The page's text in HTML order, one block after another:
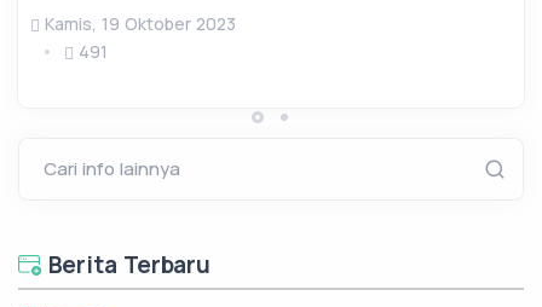
Kamis, 19 Oktober 2023
491
Cari info lainnya
Berita Terbaru